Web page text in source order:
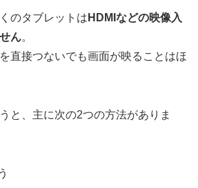
のタブレットは HDMIなどの映像入
ん。
直接つないでも画面が映ることはほ
と、主に次の2つの方法がありま